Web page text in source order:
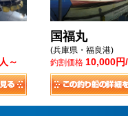
～
国福丸
(兵庫県・福良港)
釣割価格 10,000円